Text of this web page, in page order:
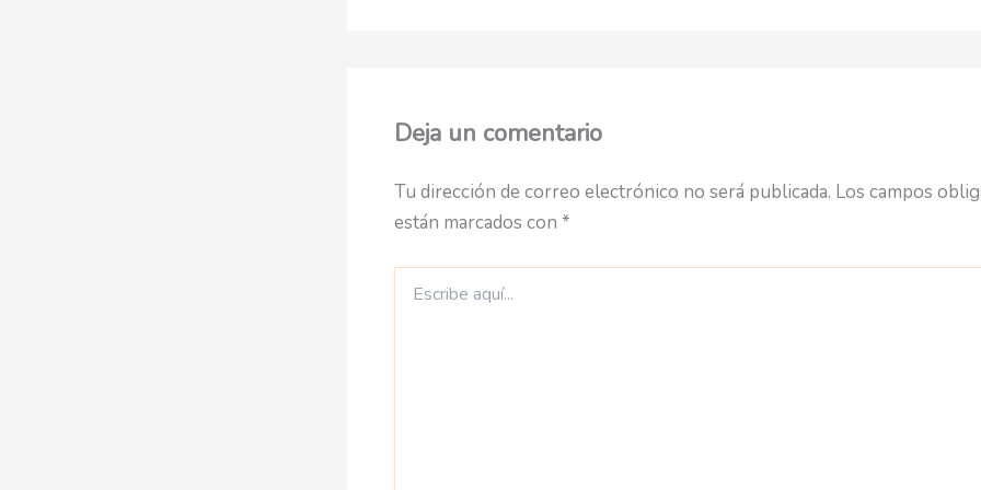
Deja un comentario
Tu dirección de correo electrónico no será publicada. Los campos
están marcados con *
aquí...